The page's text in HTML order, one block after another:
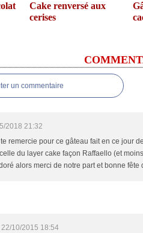
Cake renversé aux
cerises
un commentaire
2018 21:32
remercie pour ce gâteau fait en ce jour
du layer cake façon Raffaello (et
alors merci de notre part et bonne fête
22/10/2015 18:54